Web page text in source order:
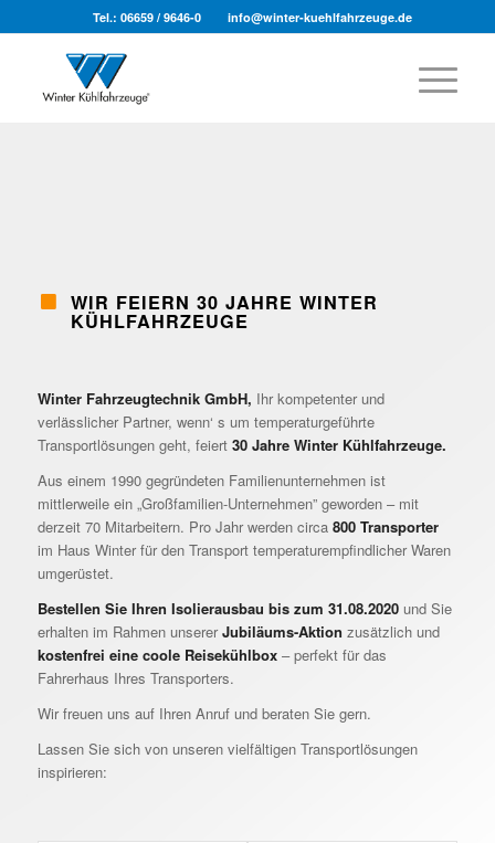
Tel.: 06659 / 9646-0 info@winter-kuehlfahrzeuge.de
WIR FEIERN 30 JAHRE WINTER
KÜHLFAHRZEUGE
Winter Fahrzeugtechnik GmbH, Ihr kompetenter und
verlässlicher Partner, wenn‘ s um temperaturgeführte
Transportlösungen geht, feiert30 Jahre Winter Kühlfahrzeuge.
Aus einem 1990 gegründeten Familienunternehmen ist
mittlerweile ein „Großfamilien-Unternehmen” geworden – mit
derzeit 70 Mitarbeitern. Pro Jahr werden circa 800 Transporter
im Haus Winter für den Transport temperaturempfindlicher Waren
umgerüstet.
Bestellen Sie Ihren Isolierausbau bis zum 31.08.2020und Sie
erhalten im Rahmen unsererJubiläums-Aktion zusätzlich und
kostenfrei eine coole Reisekühlbox– perfekt für das
Fahrerhaus Ihres Transporters.
Wir freuen uns auf Ihren Anruf und beraten Sie gern.
Lassen Sie sich von unseren vielfältigen Transportlösungen
inspirieren: